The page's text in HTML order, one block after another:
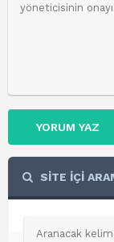
YORUM YAZ
SİTE İÇİ